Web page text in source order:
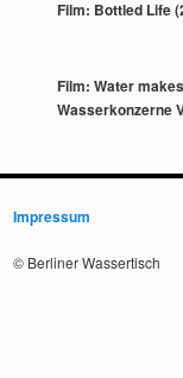
Film: Bottled Life
Film: Water
Wasserkonzerne
Impressum
© Berliner Wassertisch